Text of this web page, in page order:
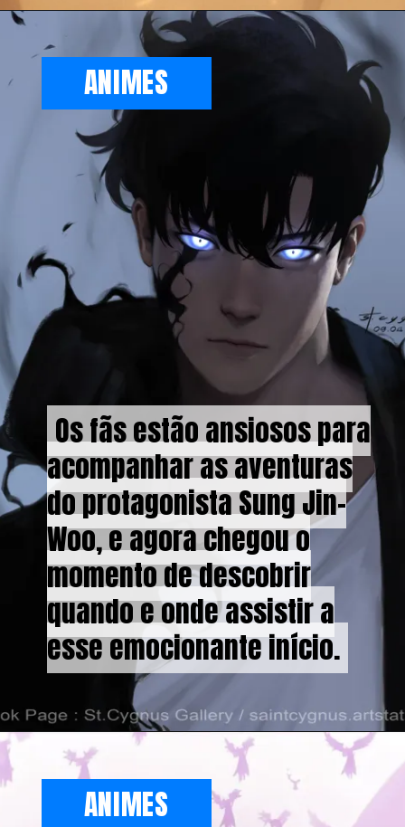
Os fãs estão ansiosos para
acompanhar as aventuras
do protagonista Sung Jin-
Woo, e agora chegou o
momento de descobrir
quando e onde assistir a
esse emocionante início.
Os fãs estão ansiosos para
acompanhar as aventuras
do protagonista Sung Jin-
Woo, e agora chegou o
momento de descobrir
quando e onde assistir a
esse emocionante início.
ANIMES
ANIMES